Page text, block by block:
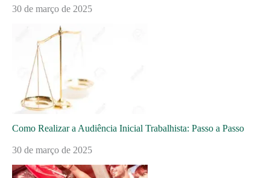
30 de março de 2025
Como Realizar a Audiência Inicial Trabalhista: Passo a Passo
30 de março de 2025